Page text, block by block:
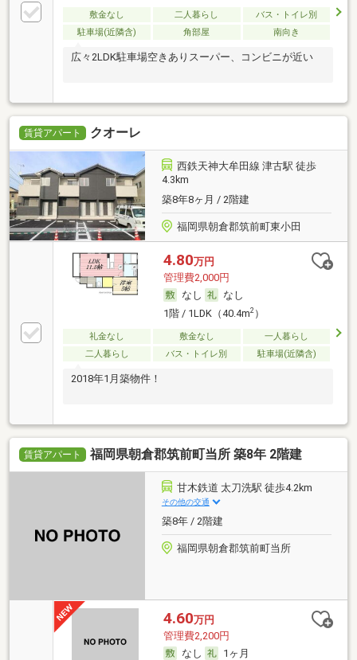
敷金なし 二人暮らし
バス・トイレ別
駐車場(近隣含)
角部屋 南向き
広々2LDK駐車場空きありスーパー、コンビニが近い
賃貸アパート クオーレ
西鉄天神大牟田線 津古駅 徒歩
4.3km
築8年8ヶ月 / 2階建
福岡県朝倉郡筑前町東小田
4.80万円
管理費2,000円
なし
なし
1階 / 1LDK（40.4m2）
礼金なし 敷金なし
一人暮らし
二人暮らし
バス・トイレ別 駐車場(近隣含)
2018年1月築物件！
賃貸アパート 福岡県朝倉郡筑前町当所 築8年 2階建
甘木鉄道 太刀洗駅 徒歩4.2km
その他の交通
築8年 / 2階建
福岡県朝倉郡筑前町当所
4.60万円
管理費2,200円
なし
1ヶ月